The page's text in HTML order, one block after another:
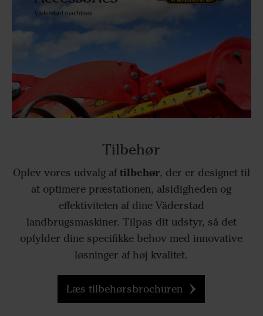
Tilbehør
Oplev vores udvalg af tilbehør, der er designet til
at optimere præstationen, alsidigheden og
effektiviteten af dine Väderstad
landbrugsmaskiner. Tilpas dit udstyr, så det
opfylder dine specifikke behov med innovative
løsninger af høj kvalitet.
Læs tilbehørsbrochuren